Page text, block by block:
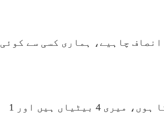
چاہیے، ہماری کسی سے کوئی
بچے کے والد نے بتایا ہے کہ میں رکشہ چلاتا ہوں، میری 4 بیٹیاں ہیں اور 1